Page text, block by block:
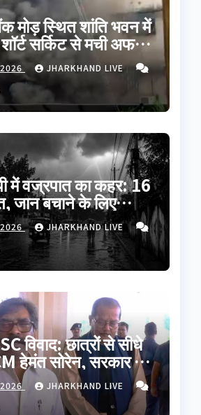
मोड़ स्थित शांति भवन में
सर्किट से मची अफरा-
टला
JHARKHAND LIVE
में वज्रपात का कहर: 16
जान बचाने के लिए
सावधानियां
2026
JHARKHAND LIVE
विवाद: छात्रों से सीधे
हेमंत सोरेन, सरकार ने
को दिया
JHARKHAND LIVE